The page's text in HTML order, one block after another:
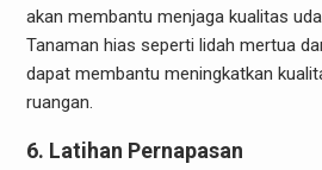
akan membantu menjaga kualitas
Tanaman hias seperti lidah mertua
dapat membantu meningkatkan
ruangan.
6. Latihan Pernapasan